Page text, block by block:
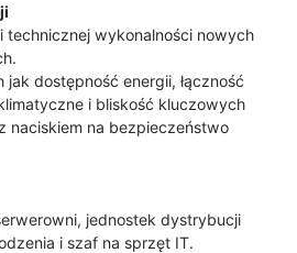
technicznej wykonalności nowych
dostępność energii, łączność
i bliskość kluczowych
naciskiem na bezpieczeństwo
jednostek dystrybucji
i szaf na sprzęt IT.